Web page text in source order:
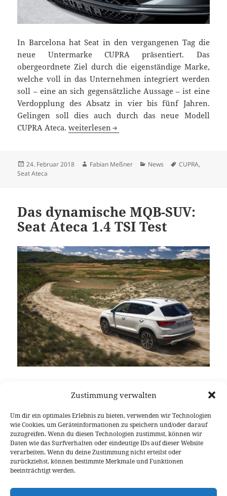
Zustimmung verwalten
Um dir ein optimales Erlebnis zu bieten, verwenden wir Technologien
wie Cookies, um Geräteinformationen zu speichern und/oder darauf
zuzugreifen. Wenn du diesen Technologien zustimmst, können wir
Daten wie das Surfverhalten oder eindeutige IDs auf dieser Website
verarbeiten. Wenn du deine Zustimmung nicht erteilst oder
zurückziehst, können bestimmte Merkmale und Funktionen
beeinträchtigt werden.
In Barcelona hat Seat in den vergangenen Tag die
neue Untermarke CUPRA präsentiert. Das
obergeordnete Ziel durch die eigenständige Marke,
welche voll in das Unternehmen integriert werden
soll – eine an sich gegensätzliche Aussage – ist eine
Verdopplung des Absatz in vier bis fünf Jahren.
Gelingen soll dies auch durch das neue Modell
CUPRA Ateca.CUPRA: Premiere der Marke mit erstem
weiterlesen
Veröffentlicht
am
24. Februar 2018 Autor
Fabian Meßner Kategorien
News Schlagwörter
CUPRA,
Seat Ateca
Das dynamische MQB-SUV:
Seat Ateca 1.4 TSI Test
selben Genen, unterschiedlichen Preisen und völlig
Version 2.0 haben wir bereits berichtet, auf den
Skoda Kodiaq müssen wir noch warten. Heute geht
es also um den spanischen, temperamentvollen Seat
Ateca. Ihn unterscheidet nicht nur der Look und die
Größe, nein auch der Fahreindruck des Seat Ateca